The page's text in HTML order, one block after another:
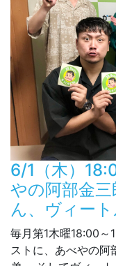
6/1（木）
やの阿部金
ん、ヴィー
毎月第1木曜18:00～
ストに、あべやの阿